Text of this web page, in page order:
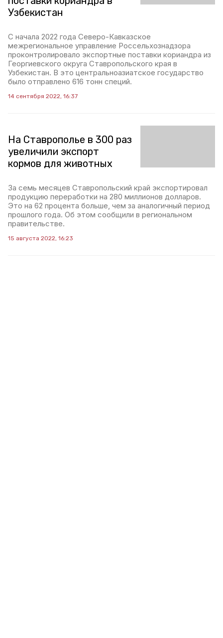
Узбекистан
С начала 2022 года Северо-Кавказское
межрегиональное управление Россельхознадзора
проконтролировало экспортные поставки кориандра из
Георгиевского округа Ставропольского края в
Узбекистан. В это центральноазиатское государство
было отправлено 616 тонн специй.
14 сентября 2022, 16:37
На Ставрополье в 300 раз
увеличили экспорт
кормов для животных
За семь месяцев Ставропольский край экспортировал
продукцию переработки на 280 миллионов долларов.
Это на 62 процента больше, чем за аналогичный период
прошлого года. Об этом сообщили в региональном
правительстве.
15 августа 2022, 16:23